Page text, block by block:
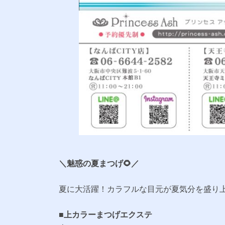
＼魅惑の夏まつげ🌻／
夏に大活躍！カラフルな目元が夏気分を盛り
■ 上カラーまつげエクステ